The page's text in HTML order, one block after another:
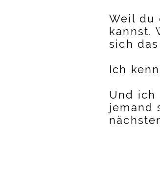
Weil du
kannst.
sich
Ich
Und ich
jemand